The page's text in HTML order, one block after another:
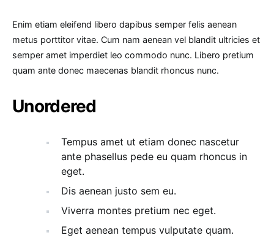
Enim etiam eleifend libero dapibus semper felis aenean
metus porttitor vitae. Cum nam aenean vel blandit ultricies et
semper amet imperdiet leo commodo nunc. Libero pretium
quam ante donec maecenas blandit rhoncus nunc.
Unordered
Tempus amet ut etiam donec nascetur
ante phasellus pede eu quam rhoncus in
eget.
Dis aenean justo sem eu.
Viverra montes pretium nec eget.
Eget aenean tempus vulputate quam.